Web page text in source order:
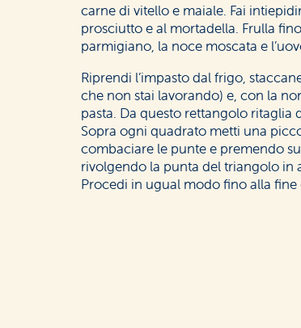
carne di vitello e maiale. Fai
prosciutto e al mortadella. Frulla
parmigiano, la noce moscata e
Riprendi l’impasto dal frigo,
che non stai lavorando) e, con la
pasta. Da questo rettangolo ritaglia
Sopra ogni quadrato metti una
combaciare le punte e premendo
rivolgendo la punta del triangolo in
Procedi in ugual modo fino alla